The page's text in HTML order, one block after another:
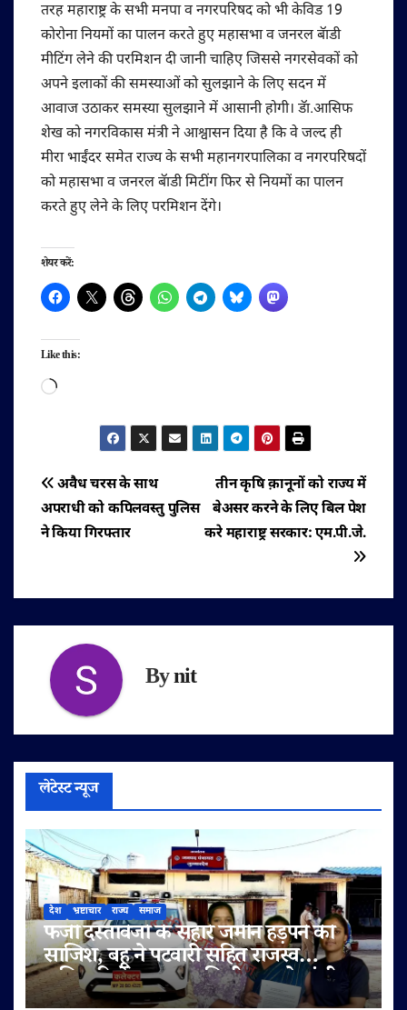
तरह महाराष्ट्र के सभी मनपा व नगरपरिषद को भी केविड 19
कोरोना नियमों का पालन करते हुए महासभा व जनरल बॅाडी
मीटिंग लेने की परमिशन दी जानी चाहिए जिससे नगरसेवकों को
अपने इलाकों की समस्याओं को सुलझाने के लिए सदन में
आवाज उठाकर समस्या सुलझाने में आसानी होगी। डॅा.आसिफ
शेख को नगरविकास मंत्री ने आश्वासन दिया है कि वे जल्द ही
मीरा भाईंदर समेत राज्य के सभी महानगरपालिका व नगरपरिषदों
को महासभा व जनरल बॅाडी मिटींग फिर से नियमों का पालन
करते हुए लेने के लिए परमिशन देंगे।
शेयर करें:
Like this:
Loading…
पोस्ट
नेविगेशन
तीन कृषि क़ानूनों को राज्य में
बेअसर करने के लिए बिल पेश
करे महाराष्ट्र सरकार: एम.पी.जे.
अवैध चरस के साथ
अपराधी को कपिलवस्तु पुलिस
ने किया गिरफ्तार
Bynit
लेटेस्ट न्यूज
देश भ्रष्टाचार राज्य समाज
फर्जी दस्तावेजों के सहारे जमीन हड़पने की
साजिश, बहू ने पटवारी सहित राजस्व
अधिकारियों पर लगाए मिलीभगत के गंभीर